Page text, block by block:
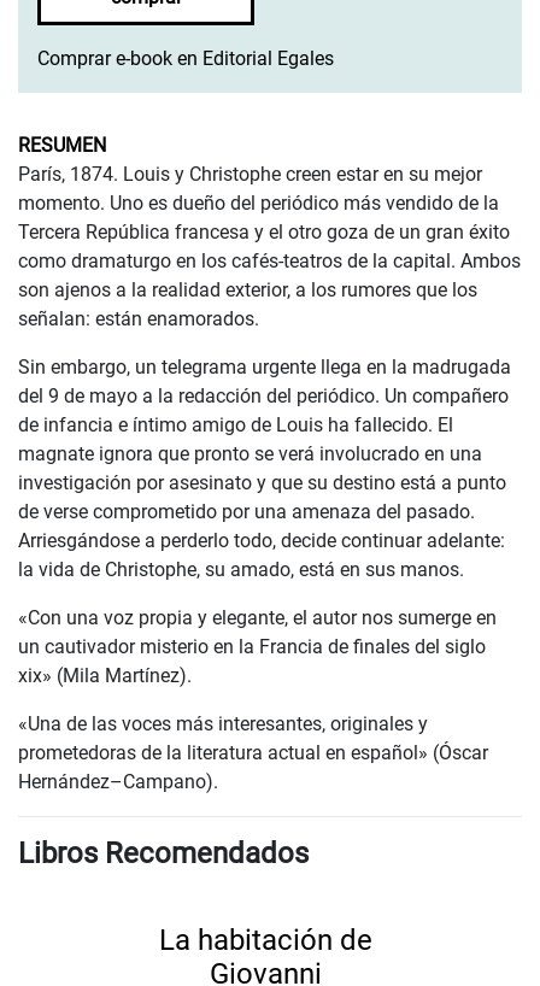
Comprar e-book en Editorial Egales
RESUMEN
París, 1874. Louis y Christophe creen estar en su mejor
momento. Uno es dueño del periódico más vendido de la
Tercera República francesa y el otro goza de un gran éxito
como dramaturgo en los cafés-teatros de la capital. Ambos
son ajenos a la realidad exterior, a los rumores que los
señalan: están enamorados.
Sin embargo, un telegrama urgente llega en la madrugada
del 9 de mayo a la redacción del periódico. Un compañero
de infancia e íntimo amigo de Louis ha fallecido. El
magnate ignora que pronto se verá involucrado en una
investigación por asesinato y que su destino está a punto
de verse comprometido por una amenaza del pasado.
Arriesgándose a perderlo todo, decide continuar adelante:
la vida de Christophe, su amado, está en sus manos.
«Con una voz propia y elegante, el autor nos sumerge en
un cautivador misterio en la Francia de finales del siglo
xix» (Mila Martínez).
«Una de las voces más interesantes, originales y
prometedoras de la literatura actual en español» (Óscar
Hernández–Campano).
Libros Recomendados
La habitación de
Giovanni